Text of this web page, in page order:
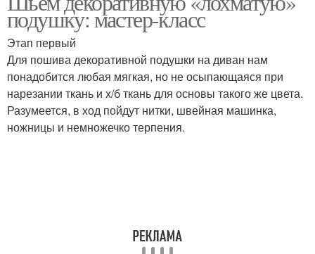
Красивые подушки Подушки с цветком
подушку: мастер-класс
Этап первый
Для пошива декоративной подушки на диван нам
понадобится любая мягкая, но не осыпающаяся при
нарезании ткань и х/б ткань для основы такого же цвета.
Разумеется, в ход пойдут нитки, швейная машинка,
ножницы и немножечко терпения.